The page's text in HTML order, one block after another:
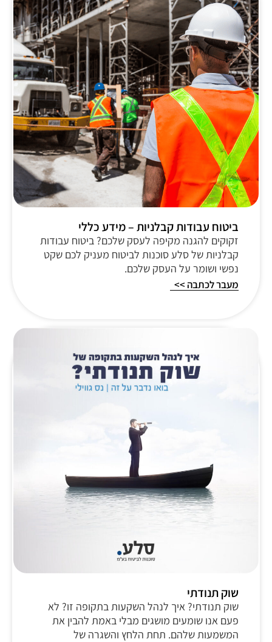
ביטוח עבודות קבלניות – מידע כללי
זקוקים להגנה מקיפה לעסק שלכם? ביטוח עבודות
קבלניות של סלע סוכנות לביטוח מעניק לכם שקט
נפשי ושומר על העסק שלכם.
מעבר לכתבה >>
שוק תנודתי
שוק תנודתי? איך לנהל השקעות בתקופה זו? לא
פעם אנו שומעים מושגים מבלי באמת להבין את
המשמעות שלהם. תחת הלחץ והשגרה של